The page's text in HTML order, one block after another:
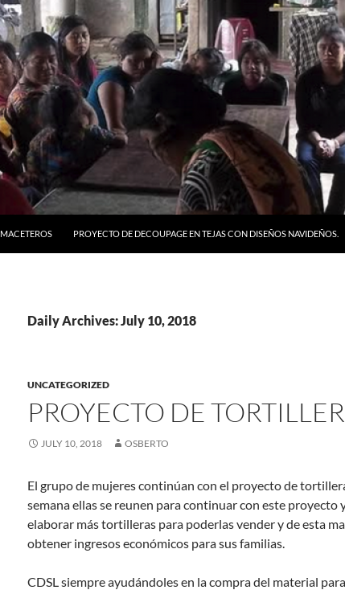
MACETEROS PROYECTO DE DECOUPAGE EN TEJAS CON DISEÑOS NAVIDEÑOS.
Daily Archives: July 10, 2018
UNCATEGORIZED
PROYECTO DE
JULY 10, 2018 OSBERTO
El grupo de mujeres continúan con el proyecto de
semana ellas se reunen para continuar con este proyecto
elaborar más tortilleras para poderlas vender y de esta
obtener ingresos económicos para sus familias.
CDSL siempre ayudándoles en la compra del material